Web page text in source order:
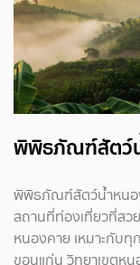
พิพิธภัณฑ์สัตว์
พิพิธภัณฑ์สัตว์น้ำหนอ
สถานที่ท่องเที่ยวที่สว
หนองคาย เหมาะกับ
ขอนแก่น วิทยาเขตห